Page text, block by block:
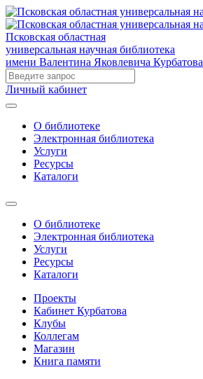
Псковская областная
универсальная научная библиотека
имени Валентина Яковлевича Курбатова
Личный кабинет
О библиотеке
Электронная библиотека
Услуги
Ресурсы
Каталоги
О библиотеке
Электронная библиотека
Услуги
Ресурсы
Каталоги
Проекты
Кабинет Курбатова
Клубы
Коллегам
Магазин
Книга памяти